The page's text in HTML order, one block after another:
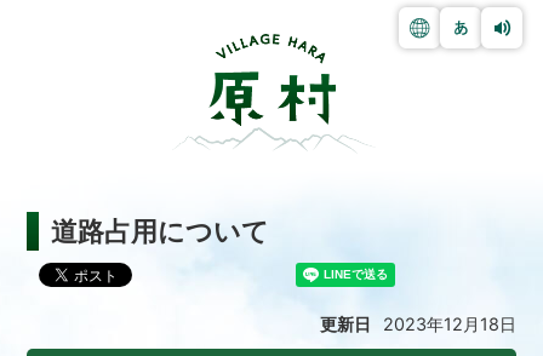
道路占用について
更新日 2023年12月18日